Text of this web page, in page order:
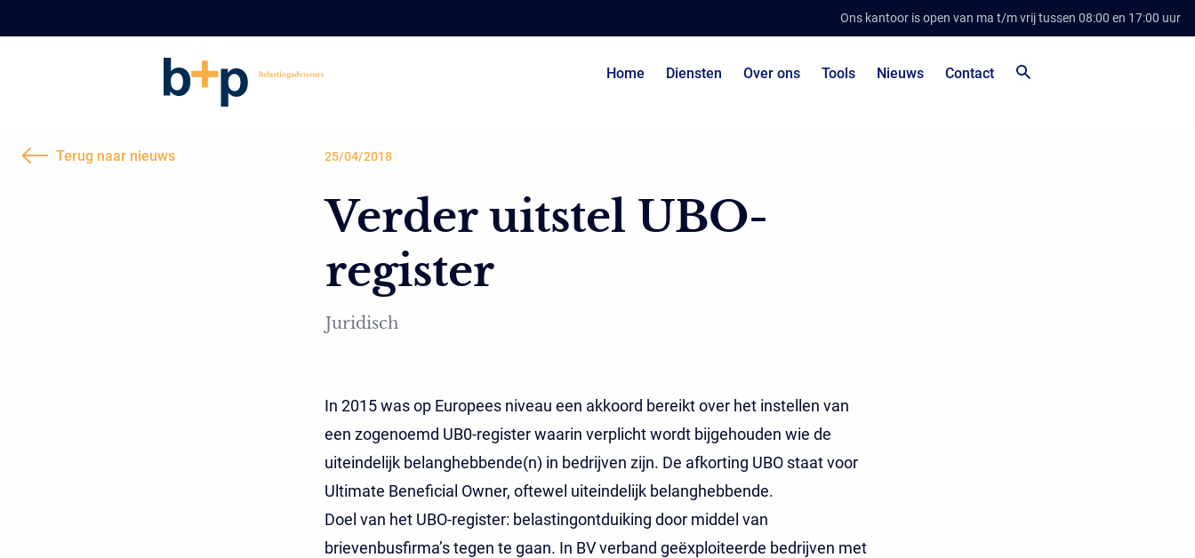
Ons kantoor is open van ma t/m vrij tussen 08:00 en 17:00 uur
Home Diensten Over ons Tools Nieuws Contact
Terug naar nieuws 25/04/2018
Verder uitstel UBO-
register
Juridisch
In 2015 was op Europees niveau een akkoord bereikt over het instellen van
een zogenoemd UB0-register waarin verplicht wordt bijgehouden wie de
uiteindelijk belanghebbende(n) in bedrijven zijn. De afkorting UBO staat voor
Ultimate Beneficial Owner, oftewel uiteindelijk belanghebbende.
Doel van het UBO-register: belastingontduiking door middel van
brievenbusfirma’s tegen te gaan. In BV verband geëxploiteerde bedrijven met